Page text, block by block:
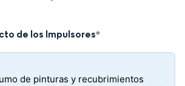
de los Impulsores*
de pinturas y recubrimientos